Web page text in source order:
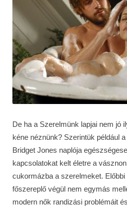
De ha a Szerelmünk lapjai nem jó
kéne néznünk? Szerintük például a
Bridget Jones naplója
kapcsolatokat kelt életre a
cukormázba a szerelmeket.
főszereplő végül nem egymás
modern nők randizási problémáit